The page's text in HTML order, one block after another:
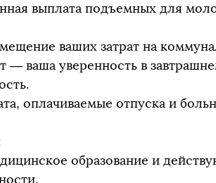
выплата подъемных для
ваших затрат на
— ваша уверенность в
оплачиваемые отпуска и
образование и